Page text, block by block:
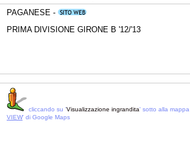
PAGANESE -
PRIMA DIVISIONE GIRONE B '12/'13
cliccando su 'Visualizzazione ingrandita' sotto alla
VIEW' di Google Maps